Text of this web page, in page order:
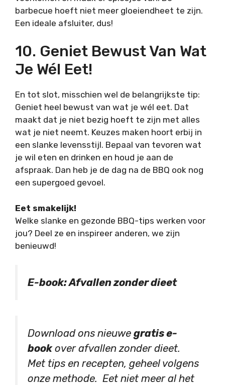
barbecue hoeft niet meer gloeiendheet te zijn.
Een ideale afsluiter, dus!
10. Geniet Bewust Van Wat
Je Wél Eet!
En tot slot, misschien wel de belangrijkste tip:
Geniet heel bewust van wat je wél eet. Dat
maakt dat je niet bezig hoeft te zijn met alles
wat je niet neemt. Keuzes maken hoort erbij in
een slanke levensstijl. Bepaal van tevoren wat
je wil eten en drinken en houd je aan de
afspraak. Dan heb je de dag na de BBQ ook nog
een supergoed gevoel.
Eet smakelijk!
Welke slanke en gezonde BBQ-tips werken voor
jou? Deel ze en inspireer anderen, we zijn
benieuwd!
E-book: Afvallen zonder dieet
Download ons nieuwe gratis e-
bookover afvallen zonder dieet.
Met tips en recepten, geheel volgens
onze methode. Eet niet meer al het